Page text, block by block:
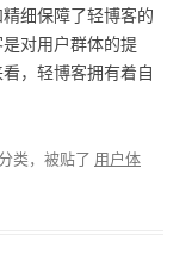
细保障了轻博客的
对用户群体的提
，轻博客拥有着自
类，被贴了 用户体